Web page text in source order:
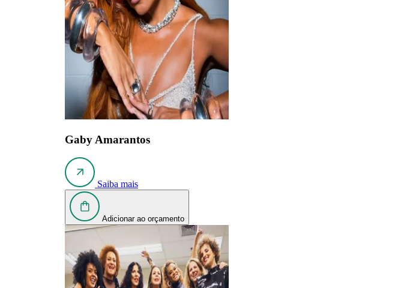
Gaby Amarantos
Saiba mais
Adicionar ao orçamento